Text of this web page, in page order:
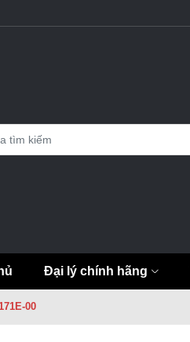
Đại lý chính hãng
00